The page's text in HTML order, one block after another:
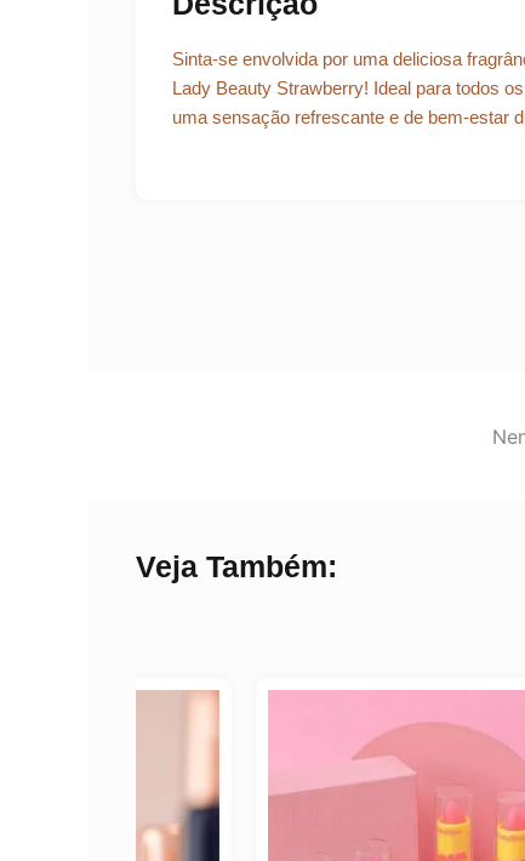
Sinta-se envolvida por uma deliciosa
Lady Beauty Strawberry! Ideal para todos
uma sensação refrescante e de bem-estar
Veja Também: